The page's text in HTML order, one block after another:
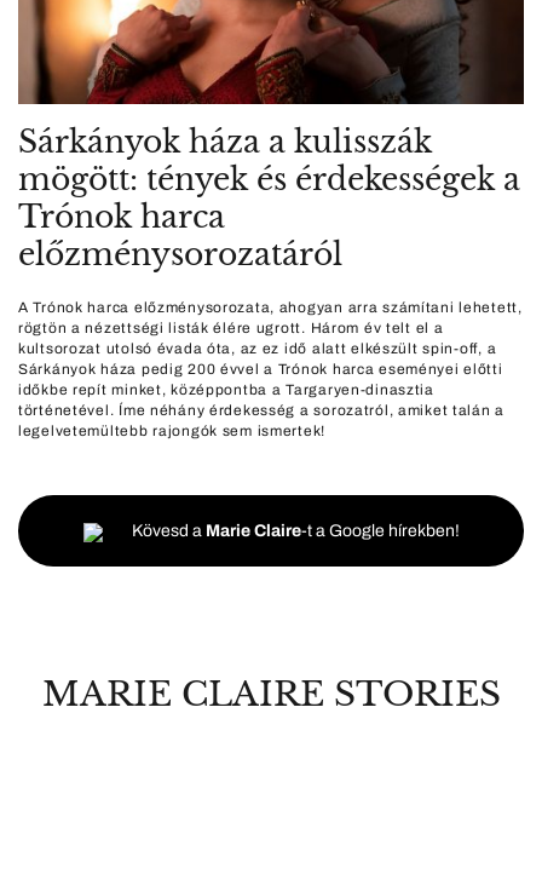
Sárkányok háza a kulisszák
mögött: tények és érdekességek a
Trónok harca
előzménysorozatáról
A Trónok harca előzménysorozata, ahogyan arra számítani lehetett,
rögtön a nézettségi listák élére ugrott. Három év telt el a
kultsorozat utolsó évada óta, az ez idő alatt elkészült spin-off, a
Sárkányok háza pedig 200 évvel a Trónok harca eseményei előtti
időkbe repít minket, középpontba a Targaryen-dinasztia
történetével. Íme néhány érdekesség a sorozatról, amiket talán a
legelvetemültebb rajongók sem ismertek!
Kövesd a Marie Claire-t a Google hírekben!
MARIE CLAIRE STORIES